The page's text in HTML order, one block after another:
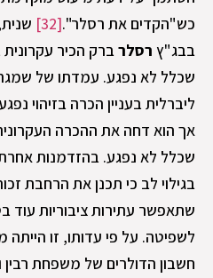
כש"הקדים את רסלר".[32]
בבג"ץ רסלרברק הכיר עקרונית
שכלל לא נפגע. עמדתו של
ליברלית בעניין הכרה בזיהוי
אך הוא דחה את ההכרה
שכלל לא נפגע. בהזדמנות
בגילוי לב כי תכנן את הרחבת
שתאפשר עתירות ציבוריות עוד
לשפיטה. על פי עדותו, זו
חשבון הדולרים של משפחת רבין